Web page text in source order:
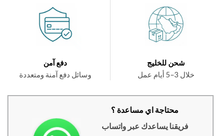
شحن للخليج
دفع آمن
وسائل دفع آمنة ومتعددة
محتاجة اي مساعدة ؟
فريقنا يساعدك عبر واتساب